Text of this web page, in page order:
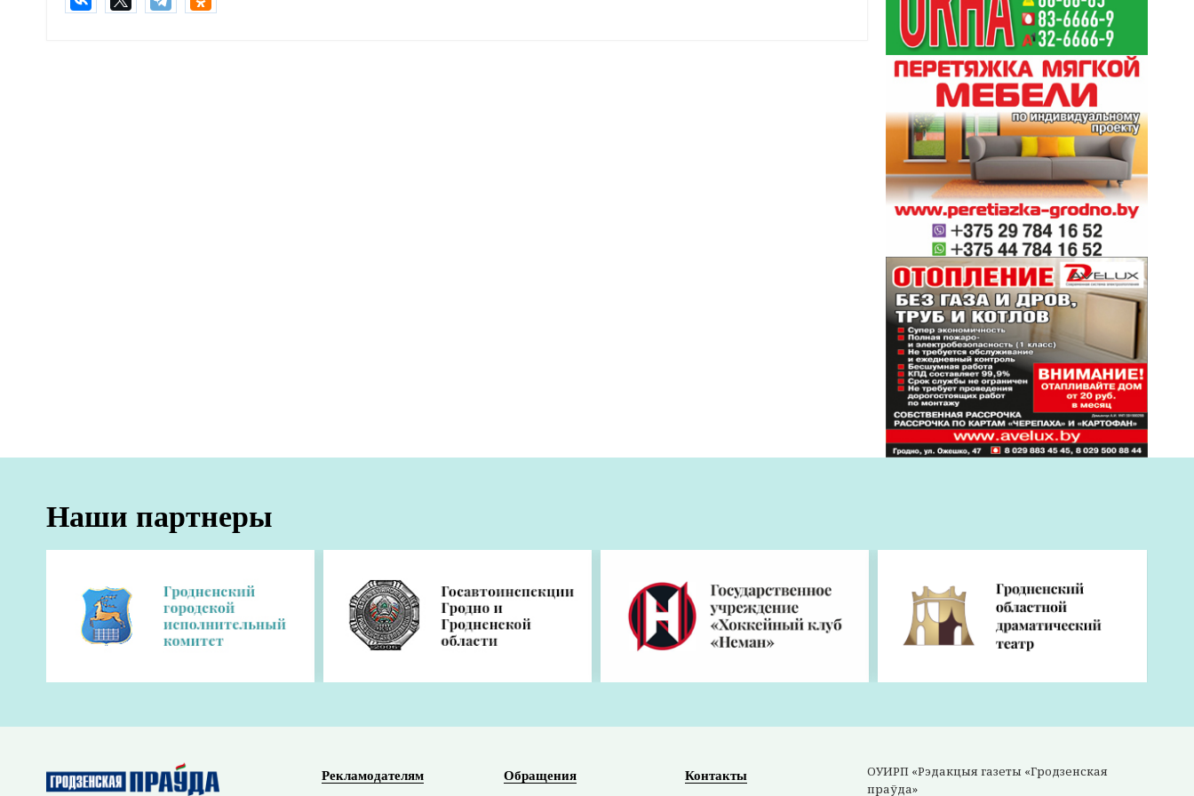
Наши партнеры
Рекламодателям Обращения
Контакты
ОУИРП «Рэдакцыя газеты «Гродзенская
праўда»